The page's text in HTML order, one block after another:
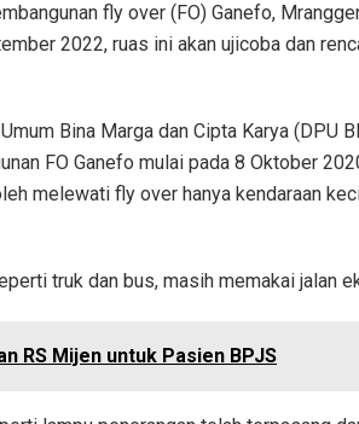
fly over (FO) Ganefo,
2022, ruas ini akan ujicoba dan
Bina Marga dan Cipta Karya (DPU
FO Ganefo mulai pada 8 Oktober
melewati fly over hanya kendaraan
truk dan bus, masih memakai jalan
RS Mijen untuk Pasien BPJS